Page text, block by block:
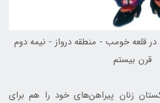
قلعه خومب - منطقه درواز - نيمه دوم
قرن بيستم
زنان پیراهن‌های خود را هم برای